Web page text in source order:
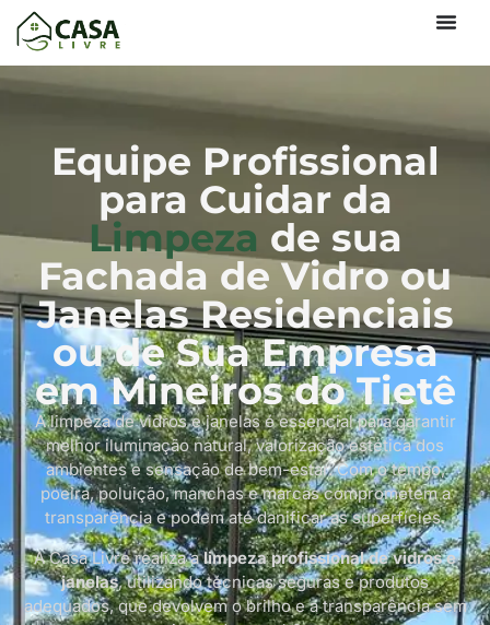
Equipe Profissional
para Cuidar da
Limpeza de sua
Fachada de Vidro ou
Janelas Residenciais
ou de Sua Empresa
em Mineiros do Tietê
A limpeza de vidros e janelas é essencial para garantir
melhor iluminação natural, valorização estética dos
ambientes e sensação de bem-estar. Com o tempo,
poeira, poluição, manchas e marcas comprometem a
transparência e podem até danificar as superfícies.
A Casa Livre realiza alimpeza profissional de vidros e
janelas, utilizando técnicas seguras e produtos
adequados, que devolvem o brilho e a transparência sem